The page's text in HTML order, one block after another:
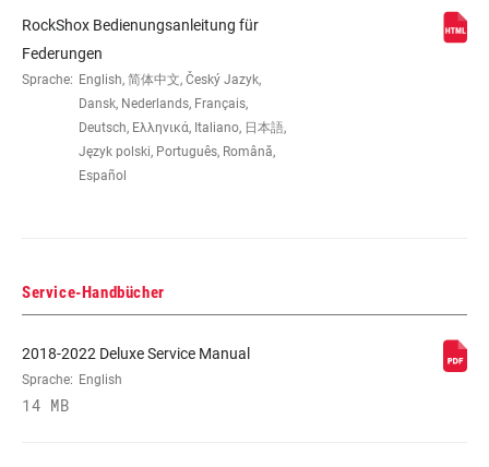
EYE TO EYE /
STROKE
165x37.5(TR), 165x40(TR),
165x42.5(TR), 165x45(TR), 170x30,
170x32.5, 170x35, 185x47.5(TR),
185x50(TR), 185x52.5(TR), 185x55(TR),
190x37.5, 190x40, 190x42.5, 190x45,
DÄMPFERTYP n/a
ZUGSTUFEN
ABSTIMMUNG
RockShox Bedienungsanleitung für
Federungen
Sprache: English, 简体中文, Český Jazyk,
Dansk, Nederlands, Français,
Deutsch, Ελληνικά, Italiano, 日本語,
Język polski, Português, Română,
Español
Service-Handbücher
2018-2022 Deluxe Service Manual
Sprache: English
14 MB